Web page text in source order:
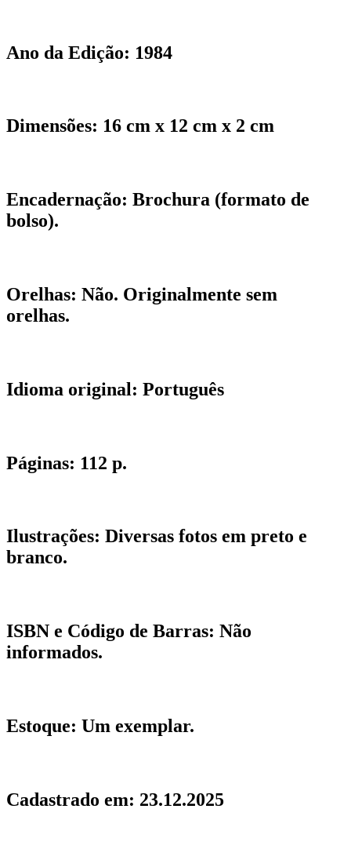
Ano da Edição: 1984
Dimensões: 16 cm x 12 cm x 2 cm
Encadernação: Brochura (formato de
bolso).
Orelhas: Não. Originalmente sem
orelhas.
Idioma original: Português
Páginas: 112 p.
Ilustrações: Diversas fotos em preto e
branco.
ISBN e Código de Barras: Não
informados.
Estoque: Um exemplar.
Cadastrado em: 23.12.2025